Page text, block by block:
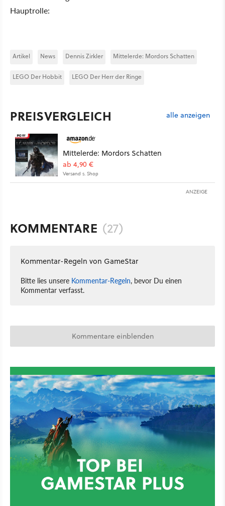
Hauptrolle:
Artikel News Dennis Zirkler Mittelerde: Mordors Schatten
LEGO Der Hobbit LEGO Der Herr der Ringe
PREISVERGLEICH alle anzeigen
Mittelerde: Mordors Schatten
ab 4,90 €
Versand s. Shop
ANZEIGE
KOMMENTARE (27)
Kommentar-Regeln von GameStar
Bitte lies unsere Kommentar-Regeln, bevor Du einen
Kommentar verfasst.
Kommentare einblenden